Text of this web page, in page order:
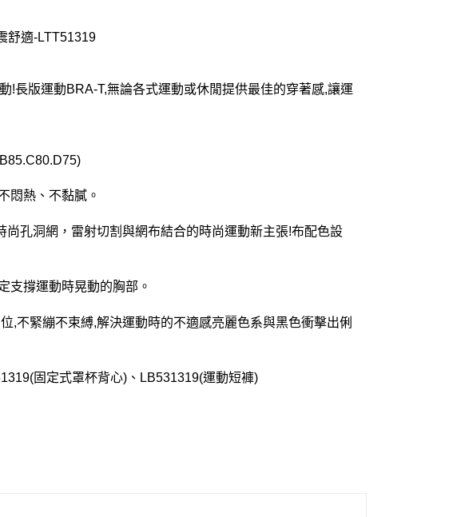
舒適-LTT51319
!長版運動BRA-T,無論各式運動或休閒提供最佳的穿著感,讓運
悶熱、不黏膩。
孔洞網，雷射切割與網布結合的時尚運動新主張!布配色設
支撐運動時晃動的胸部。
,不緊繃不束縛,解決運動時的不適感亮麗色系與黑色衝擊出俐
固定式罩杯背心)、LB531319(運動短褲)